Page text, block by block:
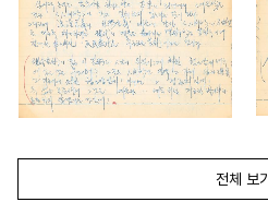
전체 보기